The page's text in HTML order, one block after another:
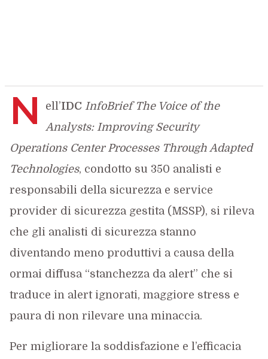
N ell’IDC InfoBrief The Voice of the
Analysts: Improving Security
Operations Center Processes Through Adapted
Technologies, condotto su 350 analisti e
responsabili della sicurezza e service
provider di sicurezza gestita (MSSP), si rileva
che gli analisti di sicurezza stanno
diventando meno produttivi a causa della
ormai diffusa “stanchezza da alert” che si
traduce in alert ignorati, maggiore stress e
paura di non rilevare una minaccia.
Per migliorare la soddisfazione e l’efficacia